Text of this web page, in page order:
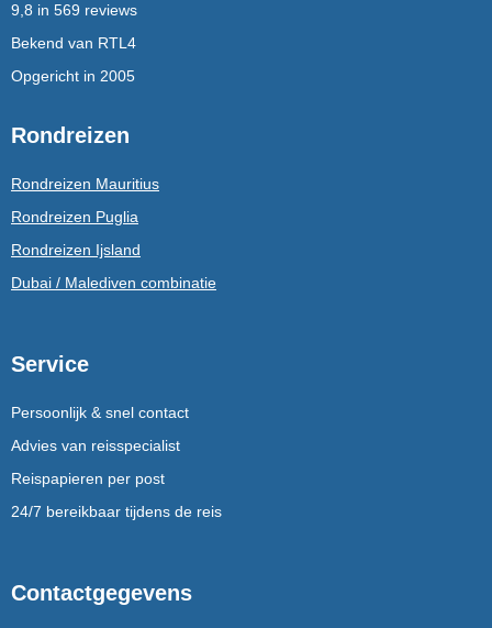
9,8 in 569 reviews
Bekend van RTL4
Opgericht in 2005
Rondreizen
Rondreizen Mauritius
Rondreizen Puglia
Rondreizen Ijsland
Dubai / Malediven combinatie
Service
Persoonlijk & snel contact
Advies van reisspecialist
Reispapieren per post
24/7 bereikbaar tijdens de reis
Contactgegevens